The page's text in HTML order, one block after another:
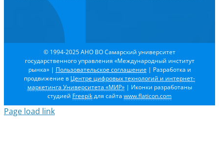
© 1994-2025 АНО ВО Самарский университет
государственного управления «Международный институт
рынка» | Пользовательское соглашение | Разработка и
продвижение в Центре цифровых технологий и интернет-
маркетинга Университета «МИР»| Иконки разработаны
студией Freepikдля сайта www.flaticon.com
Page load link